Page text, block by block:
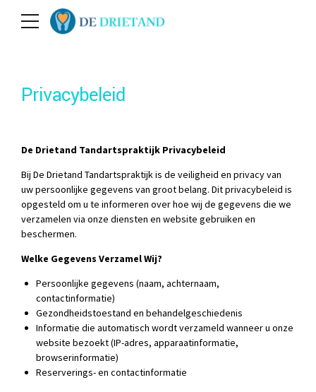
Privacybeleid
De Drietand Tandartspraktijk Privacybeleid
Bij De Drietand Tandartspraktijk is de veiligheid en privacy van
uw persoonlijke gegevens van groot belang. Dit privacybeleid is
opgesteld om u te informeren over hoe wij de gegevens die we
verzamelen via onze diensten en website gebruiken en
beschermen.
Welke Gegevens Verzamel Wij?
Persoonlijke gegevens (naam, achternaam,
contactinformatie)
Gezondheidstoestand en behandelgeschiedenis
Informatie die automatisch wordt verzameld wanneer u onze
website bezoekt (IP-adres, apparaatinformatie,
browserinformatie)
Reserverings- en contactinformatie